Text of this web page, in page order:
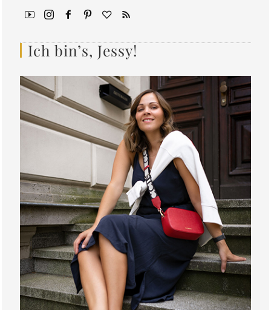
Ich bin’s, Jessy!